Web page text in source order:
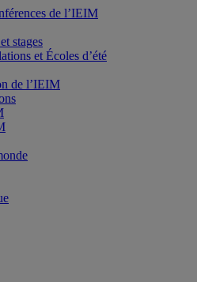
de l’IEIM
stages
et Écoles d’été
de l’IEIM